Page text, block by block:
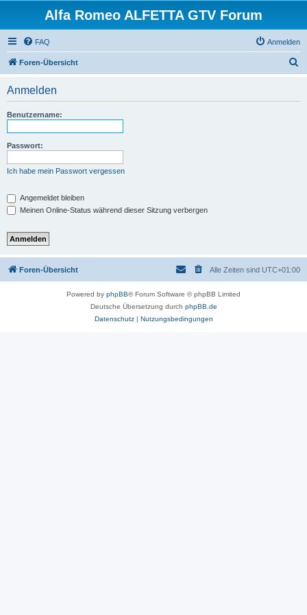
Alfa Romeo ALFETTA GTV Forum
FAQ Anmelden
Foren-Übersicht
Anmelden
Benutzername:
Passwort:
Ich habe mein Passwort vergessen
Angemeldet bleiben
Meinen Online-Status während dieser Sitzung verbergen
Foren-Übersicht Alle Zeiten sind UTC+01:00
Powered by phpBB® Forum Software © phpBB Limited
Deutsche Übersetzung durch phpBB.de
Datenschutz| Nutzungsbedingungen